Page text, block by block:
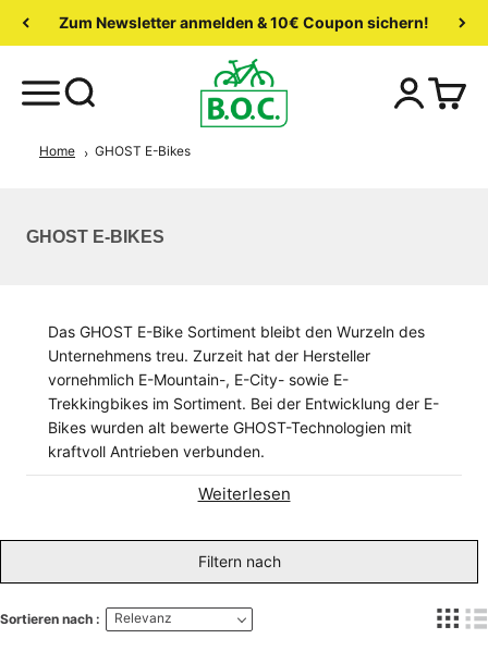
Zum Newsletter anmelden & 10€ Coupon sichern!
Home GHOST E-Bikes
GHOST E-BIKES
Das GHOST E-Bike Sortiment bleibt den Wurzeln des
Unternehmens treu. Zurzeit hat der Hersteller
vornehmlich E-Mountain-, E-City- sowie E-
Trekkingbikes im Sortiment. Bei der Entwicklung der E-
Bikes wurden alt bewerte GHOST-Technologien mit
kraftvoll Antrieben verbunden.
Weiterlesen
Filtern nach
Sortieren nach : Relevanz